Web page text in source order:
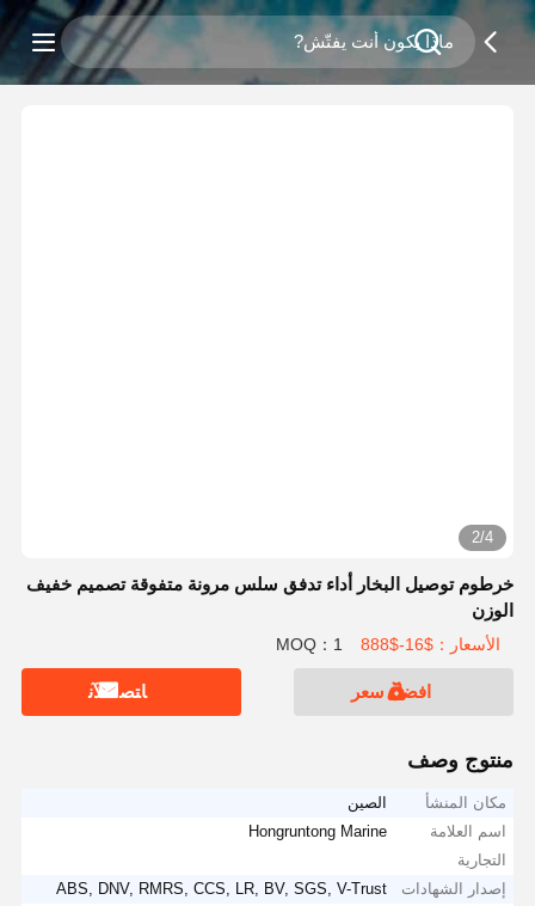
2/4
خرطوم توصيل البخار أداء تدفق سلس مرونة متفوقة تصميم خفيف
الوزن
الأسعار：$16-$888 MOQ：1
افضل سعر ﺎﺘﺼﻟ ﺍﻶﻧ
منتوج وصف
مكان المنشأ
الصين
اسم العلامة
التجارية
Hongruntong Marine
إصدار الشهادات
ABS, DNV, RMRS, CCS, LR, BV, SGS, V-Trust